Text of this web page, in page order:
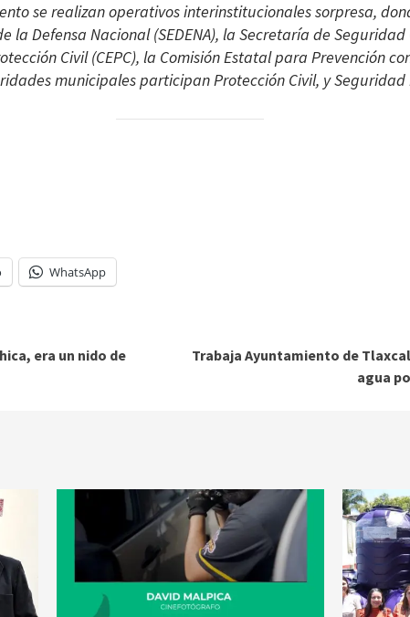
se realizan operativos interinstitucionales sorpresa,
la Defensa Nacional (SEDENA), la Secretaría de Seguridad
Civil (CEPC), la Comisión Estatal para Prevención
municipales participan Protección Civil, y
WhatsApp
era un nido de
Trabaja Ayuntamiento de
agua